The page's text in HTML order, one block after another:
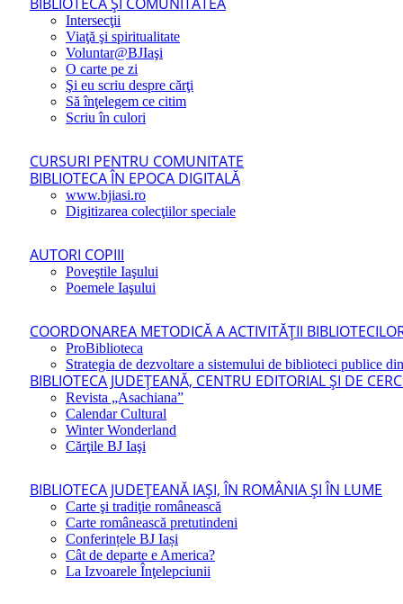
Intersecţii
Viaţă şi spiritualitate
Voluntar@BJIaşi
O carte pe zi
Şi eu scriu despre cărţi
Să înţelegem ce citim
Scriu în culori
CURSURI PENTRU COMUNITATE
BIBLIOTECA ÎN EPOCA DIGITALĂ
www.bjiasi.ro
Digitizarea colecţiilor speciale
AUTORI COPIII
Poveştile Iaşului
Poemele Iaşului
COORDONAREA METODICĂ A ACTIVITĂŢII
ProBiblioteca
Strategia de dezvoltare a sistemului de biblioteci publice
BIBLIOTECA JUDEŢEANĂ, CENTRU EDITORIAL ŞI DE
Revista „Asachiana”
Calendar Cultural
Winter Wonderland
Cărţile BJ Iaşi
BIBLIOTECA JUDEŢEANĂ IAŞI, ÎN ROMÂNIA ŞI ÎN LUME
Carte şi tradiţie românească
Carte românească pretutindeni
Conferințele BJ Iași
Cât de departe e America?
La Izvoarele Înţelepciunii